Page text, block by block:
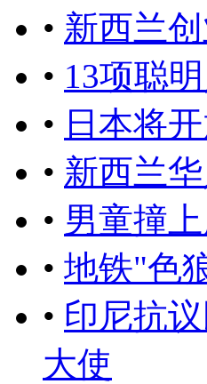
• 新西兰
• 13项聪
• 日本将
• 新西兰
• 男童撞
• 地铁"色
• 印尼抗
大使